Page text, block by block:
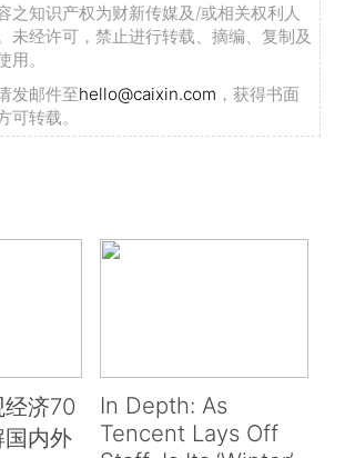
之知识产权为财新传媒及/或相关权利人
未经许可，禁止进行转载、摘编、复制及
用。
发邮件至hello@caixin.com ，获得书面
可转载。
济70
内外
In Depth: As
Tencent Lays Off